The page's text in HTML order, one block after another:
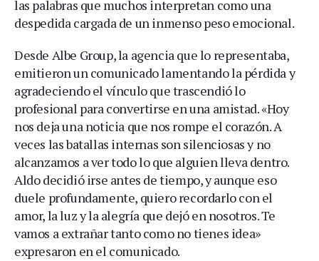
las palabras que muchos interpretan como una
despedida cargada de un inmenso peso emocional.
Desde Albe Group, la agencia que lo representaba,
emitieron un comunicado lamentando la pérdida y
agradeciendo el vínculo que trascendió lo
profesional para convertirse en una amistad. «Hoy
nos deja una noticia que nos rompe el corazón. A
veces las batallas internas son silenciosas y no
alcanzamos a ver todo lo que alguien lleva dentro.
Aldo decidió irse antes de tiempo, y aunque eso
duele profundamente, quiero recordarlo con el
amor, la luz y la alegría que dejó en nosotros. Te
vamos a extrañar tanto como no tienes idea»
expresaron en el comunicado.